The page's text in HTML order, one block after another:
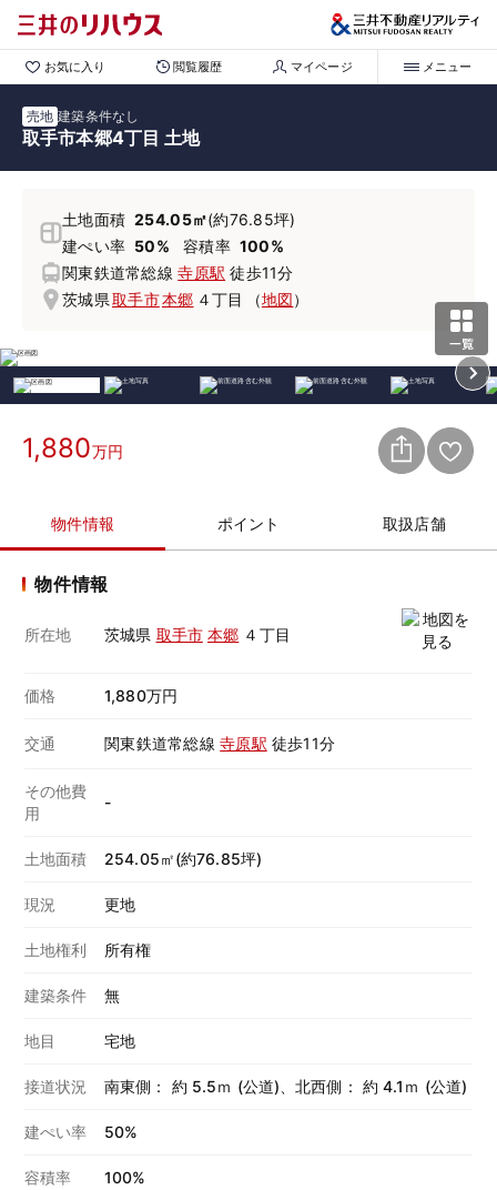
お気に入り 閲覧履歴 マイページ メニュー
売地 建築条件なし
取手市本郷4丁目 土地
土地面積 254.05㎡(約76.85坪)
建ぺい率 50% 容積率 100%
関東鉄道常総線寺原駅 徒歩11分
茨城県取手市本郷 ４丁目 （地図）
1,880万円
物件情報 ポイント 取扱店舗
物件情報
所在地 茨城県 取手市 本郷 ４丁目
価格 1,880万円
交通 関東鉄道常総線寺原駅 徒歩11分
その他費
用
-
土地面積 254.05㎡(約76.85坪)
現況 更地
土地権利 所有権
建築条件 無
地目 宅地
接道状況 南東側： 約 5.5ｍ (公道)、北西側： 約 4.1ｍ (公道)
建ぺい率 50%
容積率 100%